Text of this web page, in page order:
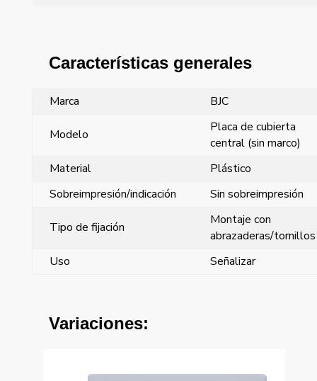
Características generales
Marca BJC
Modelo
Placa de cubierta
central (sin marco)
Material
Plástico
Sobreimpresión/indicación
Sin sobreimpresión
Tipo de fijación
Montaje con
abrazaderas/tornillos
Uso
Señalizar
Variaciones: